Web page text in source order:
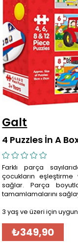
Galt
4 Puzzles İn A
Farklı parça
çocukların
sağlar. Parça
tamamlamalarını
3 yaş ve üzeri için
₺349,90